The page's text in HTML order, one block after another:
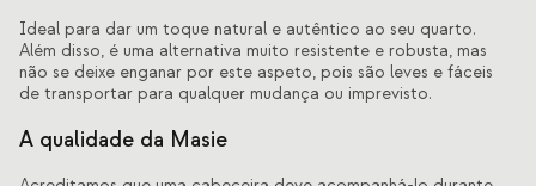
Ideal para dar um toque natural e autêntico ao seu quarto.
Além disso, é uma alternativa muito resistente e robusta, mas
não se deixe enganar por este aspeto, pois são leves e fáceis
de transportar para qualquer mudança ou imprevisto.
A qualidade da Masie